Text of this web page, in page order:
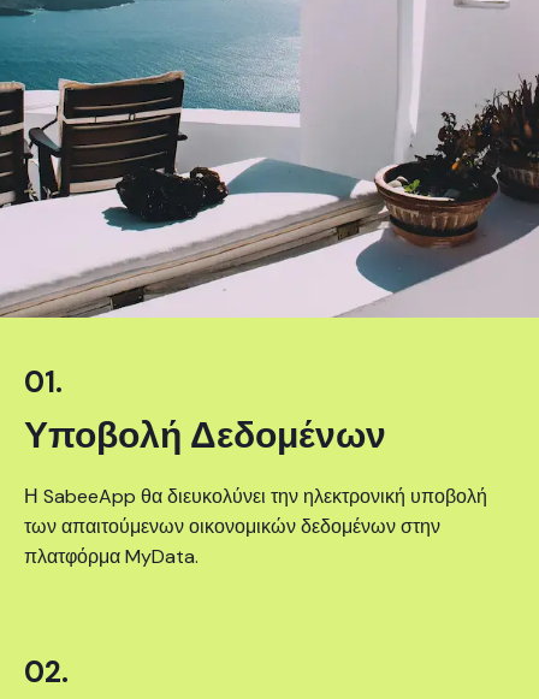
01.
Υποβολή Δεδομένων
Η SabeeApp θα διευκολύνει την ηλεκτρονική υποβολή
των απαιτούμενων οικονομικών δεδομένων στην
πλατφόρμα MyData.
02.